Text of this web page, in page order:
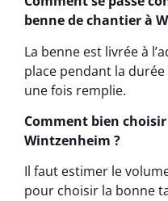
benne de chantier à
La benne est livrée à
place pendant la
une fois remplie.
Comment bien
Wintzenheim ?
Il faut estimer le
pour choisir la bonne